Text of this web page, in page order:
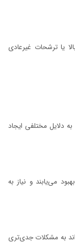
یا ترشحات غیرعادی
دلایل مختلفی ایجاد
می‌یابند و نیاز به
به مشکلات جدی‌تری